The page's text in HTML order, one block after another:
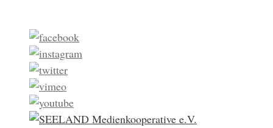
Inhalt
springen